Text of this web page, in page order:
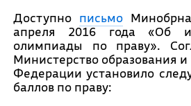
Доступно письмо
апреля 2016 года «Об
олимпиады по праву».
Министерство образования
Федерации установило
баллов по праву: